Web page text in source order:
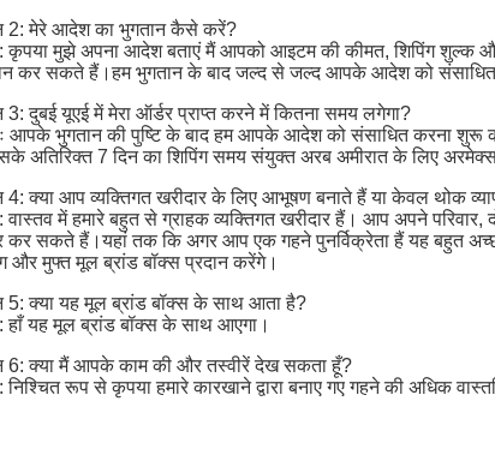
2: मेरे आदेश का भुगतान कैसे करें?
कृपया मुझे अपना आदेश बताएं मैं आपको आइटम की कीमत, शिपिंग शुल्क
कर सकते हैं।हम भुगतान के बाद जल्द से जल्द आपके आदेश को
3: दुबई यूएई में मेरा ऑर्डर प्राप्त करने में कितना समय लगेगा?
आपके भुगतान की पुष्टि के बाद हम आपके आदेश को संसाधित करना शुरू
अतिरिक्त 7 दिन का शिपिंग समय संयुक्त अरब अमीरात के लिए अरमेक्स
4: क्या आप व्यक्तिगत खरीदार के लिए आभूषण बनाते हैं या केवल थोक
वास्तव में हमारे बहुत से ग्राहक व्यक्तिगत खरीदार हैं। आप अपने
कर सकते हैं।यहां तक कि अगर आप एक गहने पुनर्विक्रेता हैं यह बहुत
और मुफ्त मूल ब्रांड बॉक्स प्रदान करेंगे।
5: क्या यह मूल ब्रांड बॉक्स के साथ आता है?
हाँ यह मूल ब्रांड बॉक्स के साथ आएगा।
6: क्या मैं आपके काम की और तस्वीरें देख सकता हूँ?
निश्चित रूप से कृपया हमारे कारखाने द्वारा बनाए गए गहने की अधिक